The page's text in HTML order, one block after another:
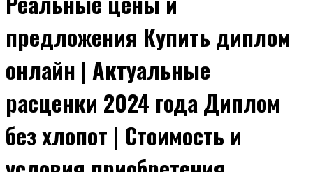
предложения Купить диплом
онлайн | Актуальные
расценки 2024 года Диплом
без хлопот | Стоимость и